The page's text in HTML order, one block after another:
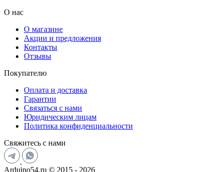
О нас
О магазине
Акции и предложения
Контакты
Отзывы
Покупателю
Оплата и доставка
Гарантии
Связаться с нами
Юридическим лицам
Политика конфиденциальности
Свяжитесь с нами
Arduino54.ru © 2015 - 2026